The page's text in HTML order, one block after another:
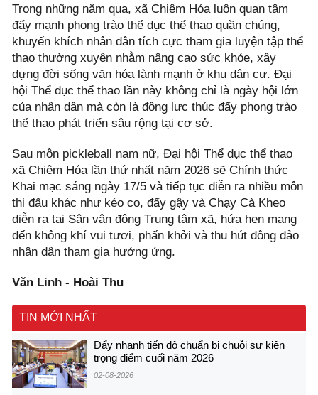
Trong những năm qua, xã Chiêm Hóa luôn quan tâm
đẩy mạnh phong trào thể dục thể thao quần chúng,
khuyến khích nhân dân tích cực tham gia luyện tập thể
thao thường xuyên nhằm nâng cao sức khỏe, xây
dựng đời sống văn hóa lành mạnh ở khu dân cư. Đại
hội Thể dục thể thao lần này không chỉ là ngày hội lớn
của nhân dân mà còn là động lực thúc đẩy phong trào
thể thao phát triển sâu rộng tại cơ sở.
Sau môn pickleball nam nữ, Đại hội Thể dục thể thao
xã Chiêm Hóa lần thứ nhất năm 2026 sẽ Chính thức
Khai mạc sáng ngày 17/5 và tiếp tục diễn ra nhiều môn
thi đấu khác như kéo co, đẩy gậy và Chạy Cà Kheo
diễn ra tại Sân vận động Trung tâm xã, hứa hẹn mang
đến không khí vui tươi, phấn khởi và thu hút đông đảo
nhân dân tham gia hưởng ứng.
Văn Linh - Hoài Thu
TIN MỚI NHẤT
Đẩy nhanh tiến độ chuẩn bị chuỗi sự kiện
trọng điểm cuối năm 2026
02-08-2026